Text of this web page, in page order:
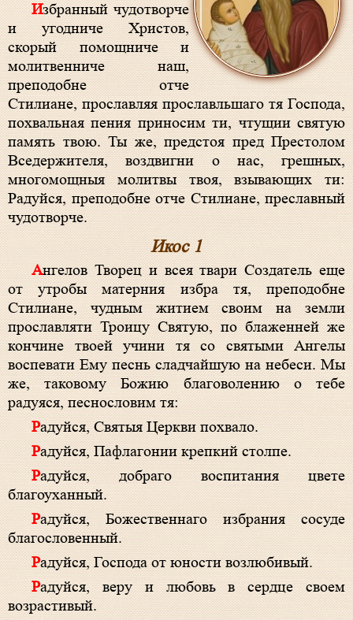
Избранный чудотворче
и угодниче Христов,
скорый помощниче и
молитвенниче наш,
преподобне отче
Стилиане, прославляя прославльшаго тя Господа,
похвальная пения приносим ти, чтущии святую
память твою. Ты же, предстоя пред Престолом
Вседержителя, воздвигни о нас, грешных,
многомощныя молитвы твоя, взывающих ти:
Радуйся, преподобне отче Стилиане, преславный
чудотворче.
Икос 1
Ангелов Творец и всея твари Создатель еще
от утробы матерния избра тя, преподобне
Стилиане, чудным житием своим на земли
прославляти Троицу Святую, по блаженней же
кончине твоей учини тя со святыми Ангелы
воспевати Ему песнь сладчайшую на небеси. Мы
же, таковому Божию благоволению о тебе
радуяся, песнословим тя:
Радуйся, Святыя Церкви похвало.
Радуйся, Пафлагонии крепкий столпе.
Радуйся, добраго воспитания цвете
благоуханный.
Радуйся, Божественнаго избрания сосуде
благословенный.
Радуйся, Господа от юности возлюбивый.
Радуйся, веру и любовь в сердце своем
возрастивый.